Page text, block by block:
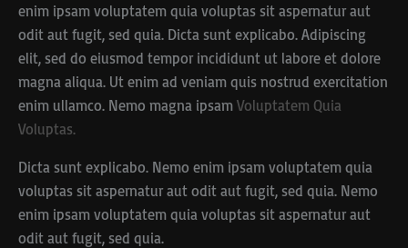
enim ipsam voluptatem quia voluptas sit aspernatur aut
odit aut fugit, sed quia. Dicta sunt explicabo. Adipiscing
elit, sed do eiusmod tempor incididunt ut labore et dolore
magna aliqua. Ut enim ad veniam quis nostrud exercitation
enim ullamco. Nemo magna ipsam Voluptatem Quia
Voluptas.
Dicta sunt explicabo. Nemo enim ipsam voluptatem quia
voluptas sit aspernatur aut odit aut fugit, sed quia. Nemo
enim ipsam voluptatem quia voluptas sit aspernatur aut
odit aut fugit, sed quia.